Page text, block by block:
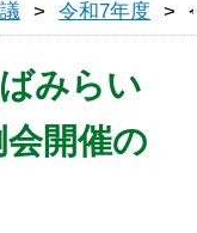
> 令和7年度 >
みらい
開催の